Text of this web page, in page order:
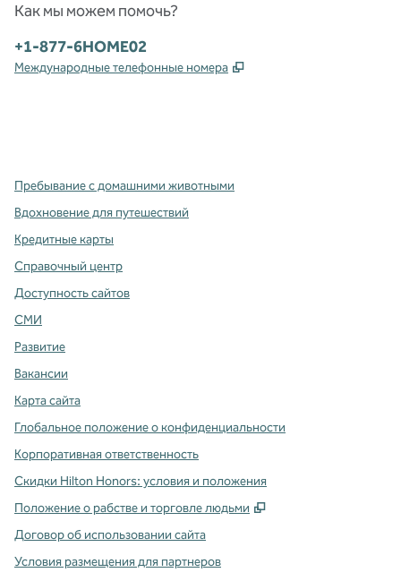
Как мы можем помочь?
Телефон:
+1-877-6HOME02
Международные телефонные номера ,
Пребывание с домашними животными
Вдохновение для путешествий
Кредитные карты
Справочный центр
Доступность сайтов
СМИ
Развитие
Вакансии
Карта сайта
Глобальное положение о конфиденциальности
Корпоративная ответственность
Скидки Hilton Honors: условия и положения
Положение о рабстве и торговле людьми
,
Договор об использовании сайта
Условия размещения для партнеров